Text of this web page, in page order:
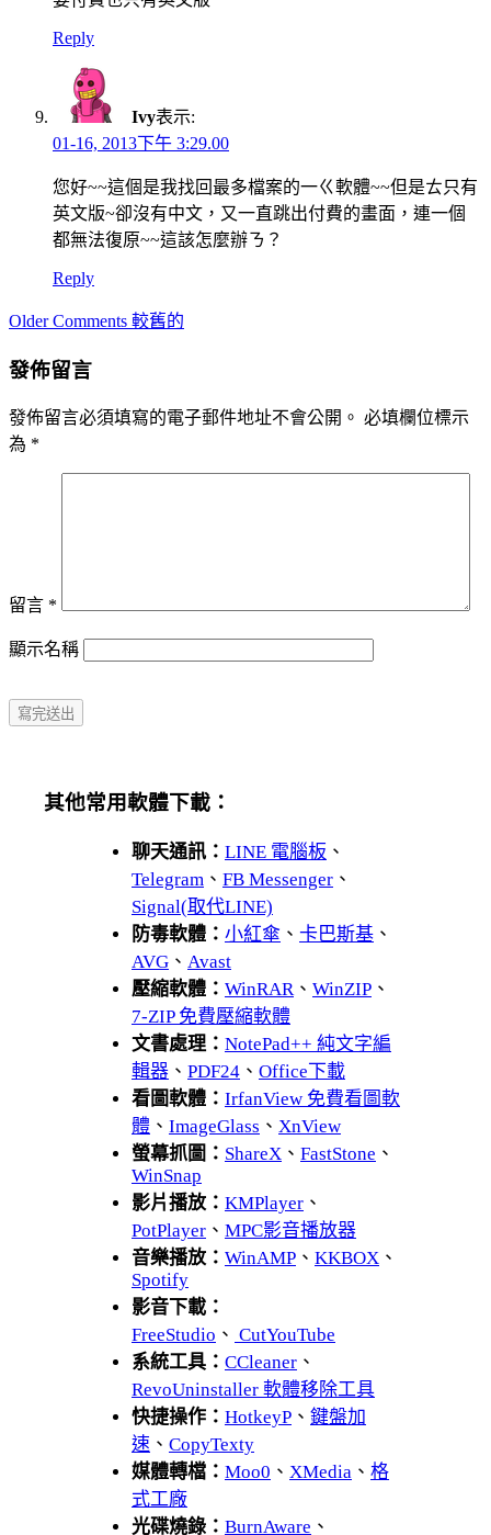
Reply
Ivy表示:
01-16, 2013下午 3:29.00
您好~~這個是我找回最多檔案的一ㄍ軟體~~但是ㄊ只有
英文版~卻沒有中文，又一直跳出付費的畫面，連一個
都無法復原~~這該怎麼辦ㄋ？
Reply
Comment
Older Comments 較舊的
發佈留言
發佈留言必須填寫的電子郵件地址不會公開。 必填欄位標示
為 *
留言 *
顯示名稱
其他常用軟體下載：
聊天通訊： LINE 電腦板 、
Telegram 、 FB Messenger 、
Signal(取代LINE)
防毒軟體： 小紅傘 、 卡巴斯基 、
AVG 、 Avast
壓縮軟體： WinRAR、 WinZIP 、
7-ZIP 免費壓縮軟體
文書處理： NotePad++ 純文字編
輯器 、 PDF24 、 Office下載
看圖軟體： IrfanView 免費看圖軟
體 、 ImageGlass 、 XnView
螢幕抓圖： ShareX 、 FastStone 、
WinSnap
影片播放： KMPlayer 、
PotPlayer 、 MPC影音播放器
音樂播放： WinAMP 、 KKBOX 、
Spotify
影音下載：
FreeStudio 、 CutYouTube
系統工具： CCleaner 、
RevoUninstaller 軟體移除工具
快捷操作： HotkeyP 、 鍵盤加
速 、 CopyTexty
媒體轉檔： Moo0 、 XMedia 、 格
式工廠
光碟燒錄： BurnAware 、